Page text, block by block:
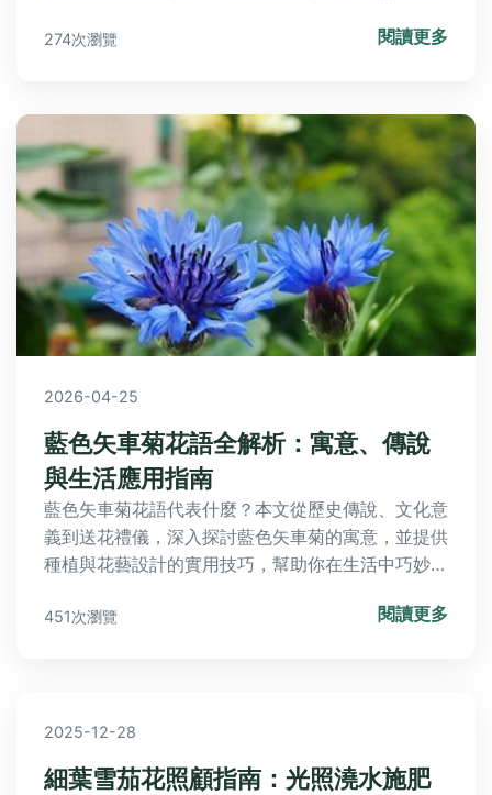
274次瀏覽 閱讀更多
2026-04-25
藍色矢車菊花語全解析：寓意、傳說
與生活應用指南
藍色矢車菊花語代表什麼？本文從歷史傳說、文化意
義到送花禮儀，深入探討藍色矢車菊的寓意，並提供
種植與花藝設計的實用技巧，幫助你在生活中巧妙運
451次瀏覽 閱讀更多
2025-12-28
細葉雪茄花照顧指南：光照澆水施肥